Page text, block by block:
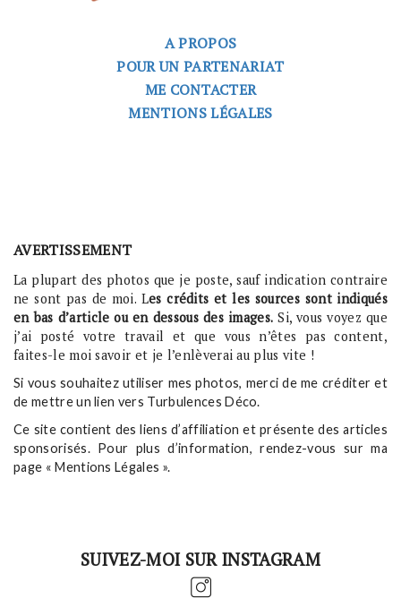
A PROPOS
POUR UN PARTENARIAT
ME CONTACTER
MENTIONS LÉGALES
AVERTISSEMENT
La plupart des photos que je poste, sauf indication contraire
ne sont pas de moi. Les crédits et les sources sont indiqués
en bas d’article ou en dessous des images. Si, vous voyez que
j’ai posté votre travail et que vous n’êtes pas content,
faites-le moi savoir et je l’enlèverai au plus vite !
Si vous souhaitez utiliser mes photos, merci de me créditer et
de mettre un lien vers Turbulences Déco.
Ce site contient des liens d’affiliation et présente des articles
sponsorisés. Pour plus d’information, rendez-vous sur ma
page « Mentions Légales ».
SUIVEZ-MOI SUR INSTAGRAM